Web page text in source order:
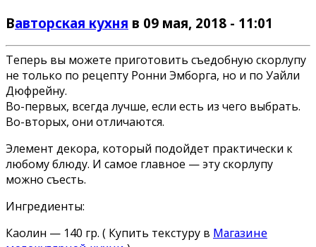
Вавторская кухня в 09 мая, 2018 - 11:01
Теперь вы можете приготовить съедобную скорлупу
не только по рецепту Ронни Эмборга, но и по Уайли
Дюфрейну.
Во-первых, всегда лучше, если есть из чего выбрать.
Во-вторых, они отличаются.
Элемент декора, который подойдет практически к
любому блюду. И самое главное — эту скорлупу
можно съесть.
Ингредиенты:
Каолин — 140 гр. ( Купить текстуру в Магазине